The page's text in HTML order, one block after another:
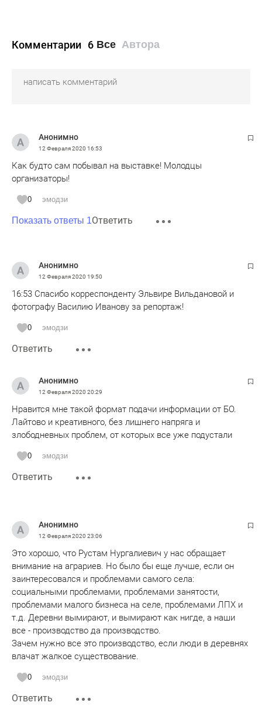
Комментарии 6 Все Автора
Анонимно
12 Февраля 2020 16:53
Как будто сам побывал на выставке! Молодцы
организаторы!
0 эмодзи
Показать ответы 1Ответить
Анонимно
12 Февраля 2020 19:50
16:53 Спасибо корреспонденту Эльвире Вильдановой и
фотографу Василию Иванову за репортаж!
0 эмодзи
Ответить
Анонимно
12 Февраля 2020 20:29
Нравится мне такой формат подачи информации от БО.
Лайтово и креативного, без лишнего напряга и
злободневных проблем, от которых все уже подустали
0 эмодзи
Ответить
Анонимно
12 Февраля 2020 23:06
Это хорошо, что Рустам Нургалиевич у нас обращает
внимание на аграриев. Но было бы еще лучше, если он
заинтересовался и проблемами самого села:
социальными проблемами, проблемами занятости,
проблемами малого бизнеса на селе, проблемами ЛПХ и
т.д. Деревни вымирают, и вымирают как нигде, а наши
все - производство да производство.
Зачем нужно все это производство, если люди в деревнях
влачат жалкое существование.
0 эмодзи
Ответить